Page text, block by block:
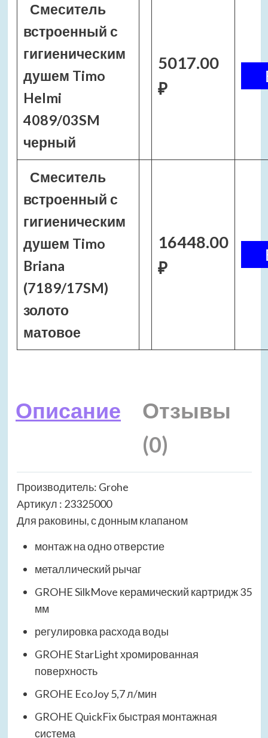
Смеситель
встроенный с
гигиеническим
душем Timo
Helmi
4089/03SM
черный
5017.00
₽
Смеситель
встроенный с
гигиеническим
душем Timo
Briana
(7189/17SM)
золото
матовое
16448.00
₽
Описание
Отзывы
(0)
Производитель: Grohe
Артикул : 23325000
Для раковины, с донным клапаном
монтаж на одно отверстие
металлический рычаг
GROHE SilkMove керамический картридж 35
мм
регулировка расхода воды
GROHE StarLight хромированная
поверхность
GROHE EcoJoy 5,7 л/мин
GROHE QuickFix быстрая монтажная
система